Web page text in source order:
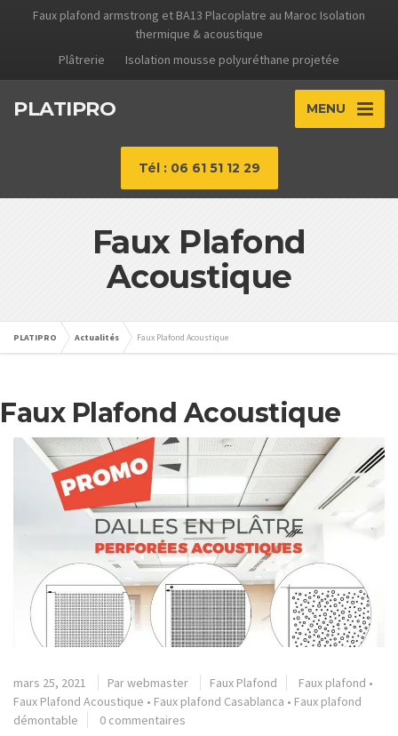
Faux plafond armstrong et BA13 Placoplatre au Maroc Isolation
thermique & acoustique
Plâtrerie
Isolation mousse polyuréthane projetée
PLATIPRO MENU
Tél : 06 61 51 12 29
Faux Plafond
Acoustique
PLATIPRO Actualités Faux Plafond Acoustique
Faux Plafond Acoustique
mars 25, 2021 Parwebmaster Faux Plafond Faux plafond •
Faux Plafond Acoustique • Faux plafond Casablanca • Faux plafond
démontable
0 commentaires